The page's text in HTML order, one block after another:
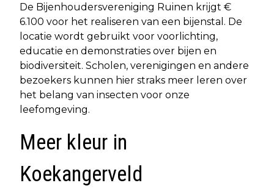
De Bijenhoudersvereniging Ruinen krijgt €
6.100 voor het realiseren van een bijenstal. De
locatie wordt gebruikt voor voorlichting,
educatie en demonstraties over bijen en
biodiversiteit. Scholen, verenigingen en andere
bezoekers kunnen hier straks meer leren over
het belang van insecten voor onze
leefomgeving.
Meer kleur in
Koekangerveld